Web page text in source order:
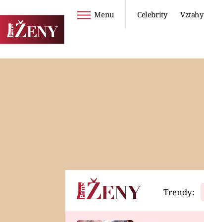
Menu Celebrity Vztahy
Horoskopy Video
Trendy: